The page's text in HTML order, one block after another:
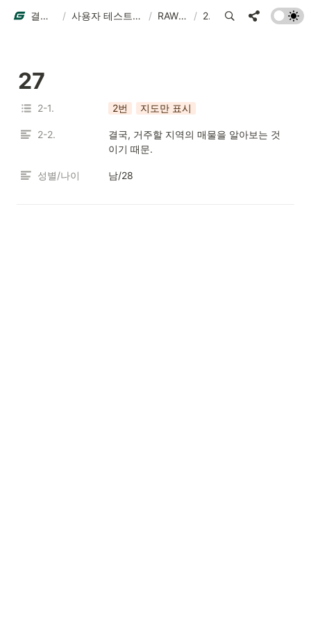
결과물 예시 / 사용자 테스트 결과물 예시 / RAW DATA / 27
27
2-1. 2번 지도만 표시
2-2.
결국, 거주할 지역의 매물을 알아보는 것
이기 때문.
성별/나이 남/28